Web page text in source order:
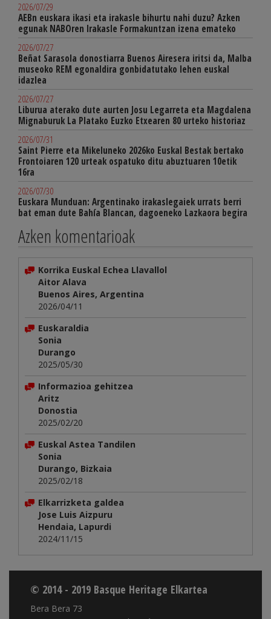
2026/07/29
AEBn euskara ikasi eta irakasle bihurtu nahi duzu? Azken
egunak NABOren Irakasle Formakuntzan izena emateko
2026/07/27
Beñat Sarasola donostiarra Buenos Airesera iritsi da, Malba
museoko REM egonaldira gonbidatutako lehen euskal
idazlea
2026/07/27
Liburua aterako dute aurten Josu Legarreta eta Magdalena
Mignaburuk La Platako Euzko Etxearen 80 urteko historiaz
2026/07/31
Saint Pierre eta Mikeluneko 2026ko Euskal Bestak bertako
Frontoiaren 120 urteak ospatuko ditu abuztuaren 10etik
16ra
2026/07/30
Euskara Munduan: Argentinako irakaslegaiek urrats berri
bat eman dute Bahía Blancan, dagoeneko Lazkaora begira
Azken komentarioak
Korrika Euskal Echea Llavallol
Aitor Alava
Buenos Aires, Argentina
2026/04/11
Euskaraldia
Sonia
Durango
2025/05/30
Informazioa gehitzea
Aritz
Donostia
2025/02/20
Euskal Astea Tandilen
Sonia
Durango, Bizkaia
2025/02/18
Elkarrizketa galdea
Jose Luis Aizpuru
Hendaia, Lapurdi
2024/11/15
© 2014 - 2019 Basque Heritage Elkartea
Bera Bera 73